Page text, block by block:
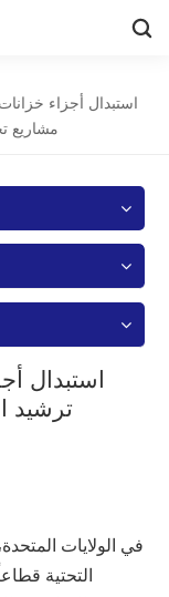
استبدال أجزاء
مشاريع
استبدال
ترشيد
في الولايات
التحتية